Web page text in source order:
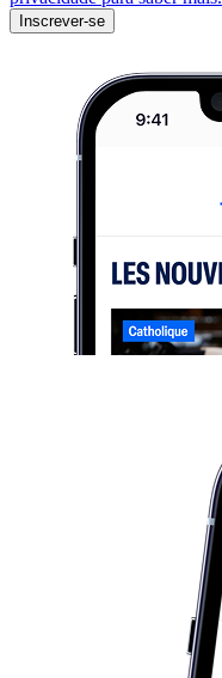
Inscrever-se